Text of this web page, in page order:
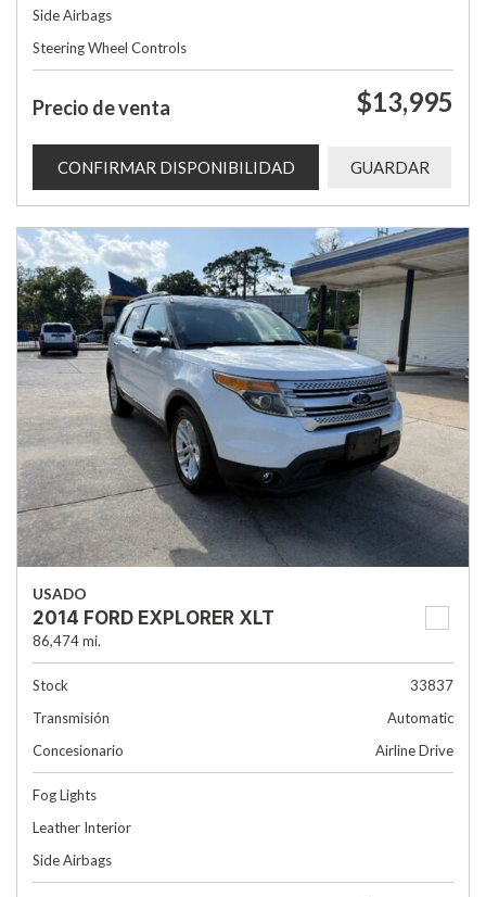
Side Airbags
Steering Wheel Controls
Precio de venta $13,995
CONFIRMAR DISPONIBILIDAD GUARDAR
USADO
2014 FORD EXPLORER XLT
86,474 mi.
Stock
33837
Transmisión
Automatic
Concesionario
Airline Drive
Fog Lights
Leather Interior
Side Airbags